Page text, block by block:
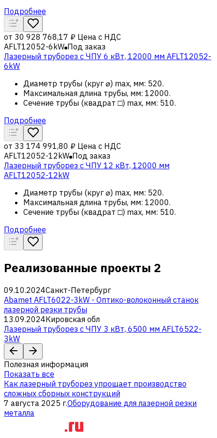
Подробнее
от 30 928 768,17 ₽ Цена с НДС
AFLT12052-6kW Под заказ
Лазерный труборез с ЧПУ 6 кВт, 12000 мм AFLT12052-
6kW
Диаметр трубы (круг ⌀) max, мм: 520.
Максимальная длина трубы, мм: 12000.
Сечение трубы (квадрат □) max, мм: 510.
Подробнее
от 33 174 991,80 ₽ Цена с НДС
AFLT12052-12kW Под заказ
Лазерный труборез с ЧПУ 12 кВт, 12000 мм
AFLT12052-12kW
Диаметр трубы (круг ⌀) max, мм: 520.
Максимальная длина трубы, мм: 12000.
Сечение трубы (квадрат □) max, мм: 510.
Подробнее
Реализованные проекты 2
09.10.2024Санкт-Петербург
Abamet AFLT6022-3kW - Оптико-волоконный станок
лазерной резки трубы
13.09.2024Кировская обл
Лазерный труборез с ЧПУ 3 кВт, 6500 мм AFLT6522-
3kW
Полезная информация
Показать все
Как лазерный труборез упрощает производство
сложных сборных конструкций
7 августа 2025 г.Оборудование для лазерной резки
металла